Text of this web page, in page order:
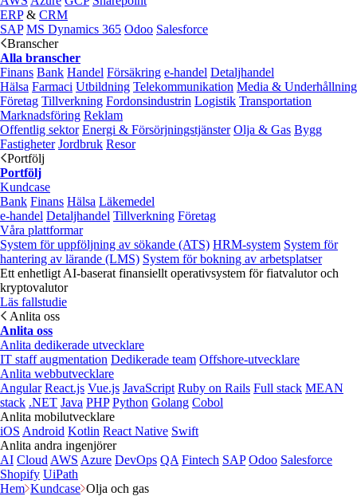
ERP& CRM
SAP MS Dynamics 365 Odoo Salesforce
Branscher
Alla branscher
Finans Bank Handel Försäkring e‑handel Detaljhandel
Hälsa Farmaci Utbildning Telekommunikation Media & Underhållning
Företag Tillverkning Fordonsindustrin Logistik Transportation
Marknadsföring Reklam
Offentlig sektor Energi & Försörjningstjänster Olja & Gas Bygg
Fastigheter Jordbruk Resor
Portfölj
Portfölj
Kundcase
Bank Finans Hälsa Läkemedel
e‑handel Detaljhandel Tillverkning Företag
Våra plattformar
System för uppföljning av sökande (ATS) HRM-system System för
hantering av lärande (LMS) System för bokning av arbetsplatser
Ett enhetligt AI-baserat finansiellt operativsystem för fiatvalutor och
kryptovalutor
Läs fallstudie
Anlita oss
Anlita oss
Anlita dedikerade utvecklare
IT staff augmentation Dedikerade team Offshore-utvecklare
Anlita webbutvecklare
Angular React.js Vue.js JavaScript Ruby on Rails Full stack MEAN
stack .NET Java PHP Python Golang Cobol
Anlita mobilutvecklare
iOS Android Kotlin React Native Swift
Anlita andra ingenjörer
AI Cloud AWS Azure DevOps QA Fintech SAP Odoo Salesforce
Shopify UiPath
Hem Kundcase Olja och gas